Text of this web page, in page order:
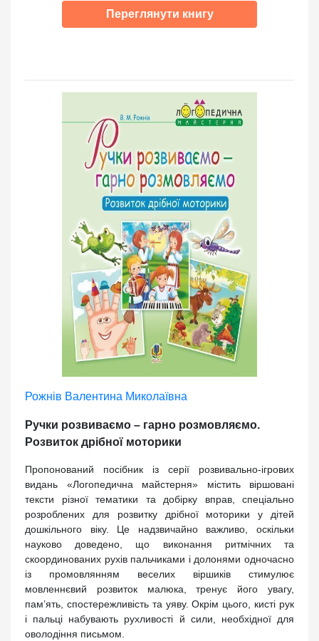
Переглянути книгу
Рожнів Валентина Миколаївна
Ручки розвиваємо – гарно розмовляємо.
Розвиток дрібної моторики
Пропонований посібник із серії розвивально-ігрових
видань «Логопедична майстерня» містить віршовані
тексти різної тематики та добірку вправ, спеціально
розроблених для розвитку дрібної моторики у дітей
дошкільного віку. Це надзвичайно важливо, оскільки
науково доведено, що виконання ритмічних та
скоординованих рухів пальчиками і долонями одночасно
із промовлянням веселих віршиків стимулює
мовленнєвий розвиток малюка, тренує його увагу,
пам’ять, спостережливість та уяву. Окрім цього, кисті рук
і пальці набувають рухливості й сили, необхідної для
оволодіння письмом.